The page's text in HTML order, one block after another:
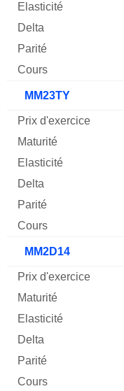
MM23TY
MM2D14